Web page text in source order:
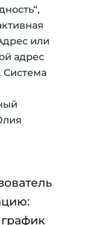
или
адрес
Система